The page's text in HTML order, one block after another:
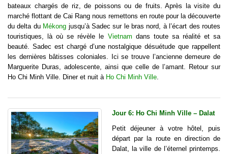
bateaux chargés de riz, de poissons ou de fruits. Après la visite du
marché flottant de Cai Rang nous remettons en route pour la découverte
du delta du Mékong jusqu’à Sadec sur le bras nord, à l’écart des routes
touristiques, là où se révèle le Vietnam dans toute sa réalité et sa
beauté. Sadec est chargé d’une nostalgique désuétude que rappellent
les dernières bâtisses coloniales. Ici se trouve l’ancienne demeure de
Marguerite Duras, adolescente, ainsi que celle de l’amant. Retour sur
Ho Chi Minh Ville. Diner et nuit à Ho Chi Minh Ville
Jour 6: Ho Chi Minh Ville – Dalat
Petit déjeuner à votre hôtel, puis
départ par la route en direction de
Dalat, la ville de l’éternel printemps.